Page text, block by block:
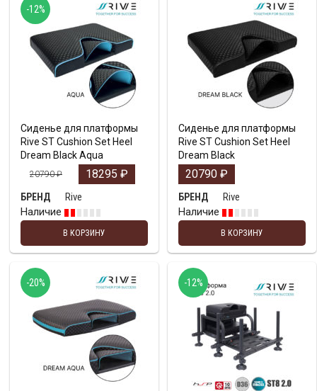
Сиденье для платформы
Rive ST Cushion Set Heel
Dream Black Aqua
20790₽ 18295 ₽
БРЕНД
Rive
Наличие
В КОРЗИНУ
-12%
Сиденье для платформы
Rive ST Cushion Set Heel
Dream Black
20790 ₽
БРЕНД
Rive
Наличие
В КОРЗИНУ
-20% -12%